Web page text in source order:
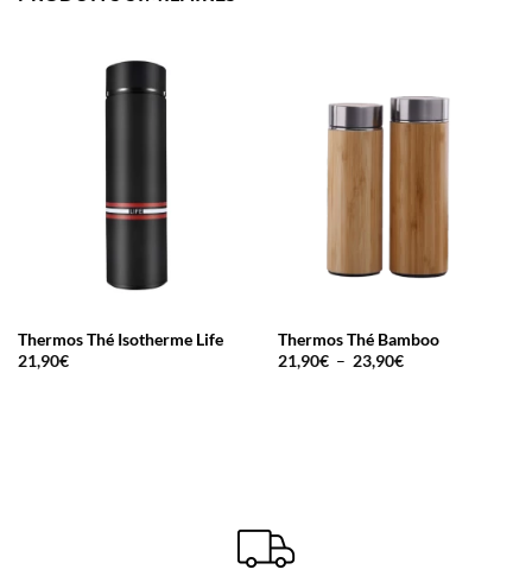
Thermos Thé Isotherme Life
21,90€
Thermos Thé Bamboo
21,90€ – 23,90€Plage